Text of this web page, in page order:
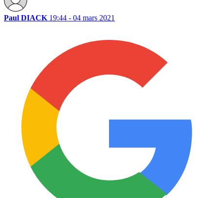
Paul DIACK 19:44 - 04 mars 2021